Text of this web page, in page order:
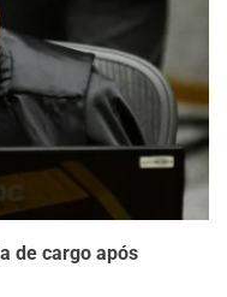
de cargo após